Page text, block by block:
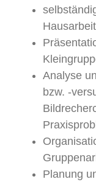
Analyse
bzw. -
Planung